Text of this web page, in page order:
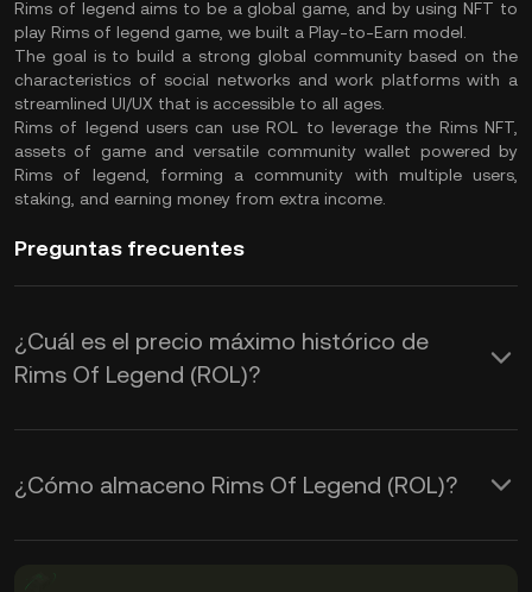
Rims of legend aims to be a global game, and by using NFT to
play Rims of legend game, we built a Play-to-Earn model.
The goal is to build a strong global community based on the
characteristics of social networks and work platforms with a
streamlined UI/UX that is accessible to all ages.
Rims of legend users can use ROL to leverage the Rims NFT,
assets of game and versatile community wallet powered by
Rims of legend, forming a community with multiple users,
staking, and earning money from extra income.
Preguntas frecuentes
¿Cuál es el precio máximo histórico de
Rims Of Legend (ROL)?
¿Cómo almaceno Rims Of Legend (ROL)?